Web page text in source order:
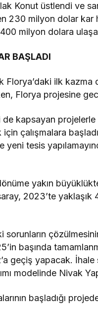
Konut üstlendi ve
230 milyon dolar
milyon dolara
BAŞLADI
Florya’daki ilk kazma
Florya projesine
kapsayan
için çalışmalara
yeni tesis
yakın
2023’te
sorunların
başında
geçiş yapacak.
modelinde Nivak
başladığı